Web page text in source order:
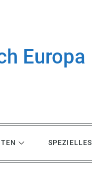
Europa
SPEZIELLES